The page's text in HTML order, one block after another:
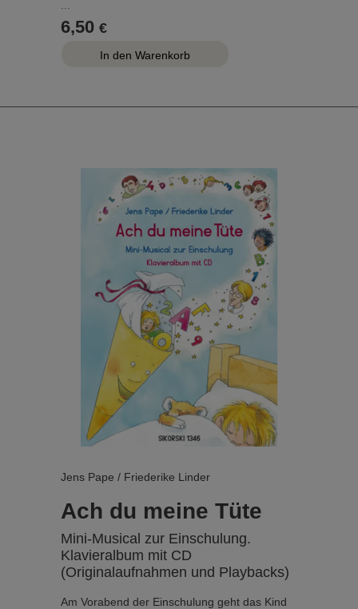
6,50 €
Jens Pape / Friederike Linder
Ach du meine Tüte
Mini-Musical zur Einschulung.
Klavieralbum mit CD
(Originalaufnahmen und Playbacks)
Am Vorabend der Einschulung geht das Kind